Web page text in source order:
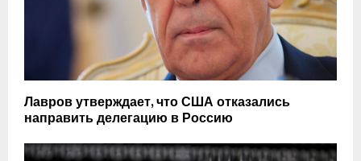
Лавров утверждает, что США отказались
направить делегацию в Россию